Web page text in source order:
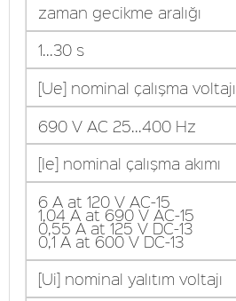
zaman gecikme aralığı
1...30 s
[Ue] nominal çalışma voltajı
690 V AC 25...400 Hz
[Ie] nominal çalışma akımı
6 A at 120 V AC-15
1,04 A at 690 V AC-15
0,55 A at 125 V DC-13
0,1 A at 600 V DC-13
[Ui] nominal yalıtım voltajı